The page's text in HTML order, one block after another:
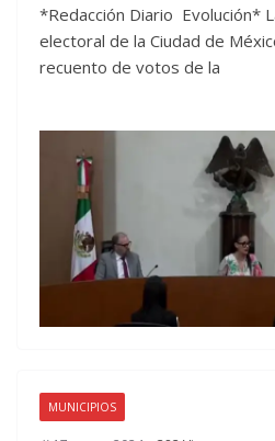
*Redacción Diario Evolución*
electoral de la Ciudad de
recuento de votos de la
MUNICIPIOS